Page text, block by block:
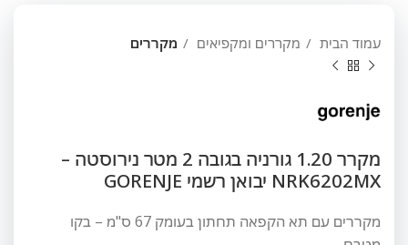
עמוד הבית מקררים ומקפיאים מקררים
מקרר 1.20 גורניה בגובה 2 מטר נירוסטה –
NRK6202MX יבואן רשמי GORENJE
מקררים עם תא הקפאה תחתון בעומק 67 ס"מ – בקו